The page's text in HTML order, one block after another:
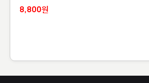
8,800원